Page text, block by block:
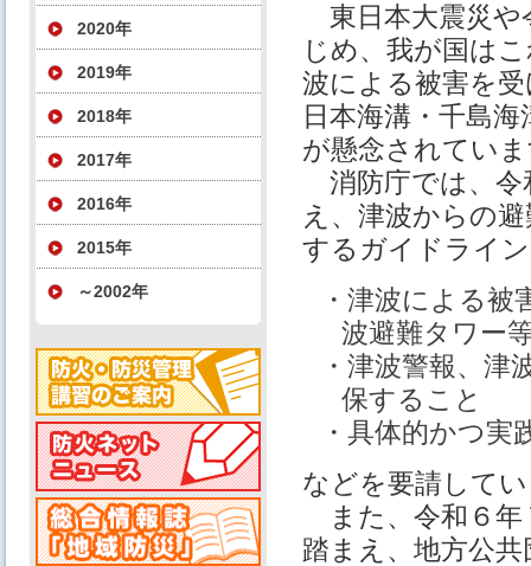
2020年
2019年
2018年
2017年
2016年
2015年
～2002年
東日本大震災や
じめ、我が国は
波による被害を
日本海溝・千島
が懸念されてい
消防庁では、令
え、津波からの
するガイドライ
・津波による
波避難タワー
・津波警報、津
保すること
・具体的かつ
などを要請して
また、令和６年
踏まえ、地方公